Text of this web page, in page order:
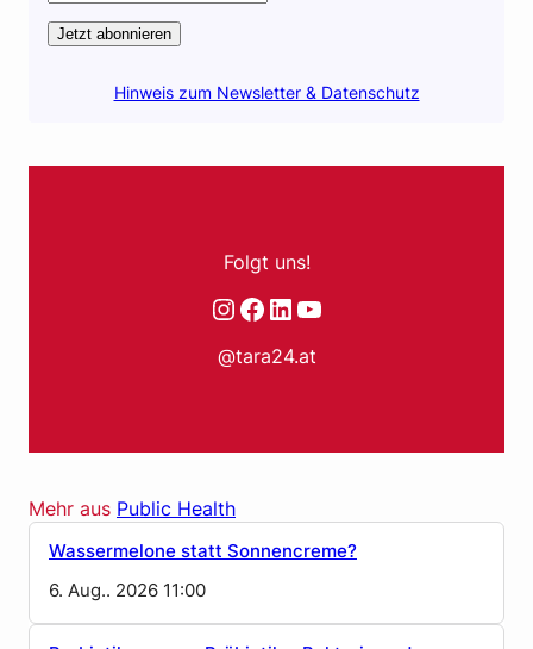
Jetzt abonnieren
Hinweis zum Newsletter & Datenschutz
Folgt uns!
Instagram
Facebook
LinkedIn
YouTube
@tara24.at
Mehr aus Public Health
Wassermelone statt Sonnencreme?
6. Aug.. 2026 11:00